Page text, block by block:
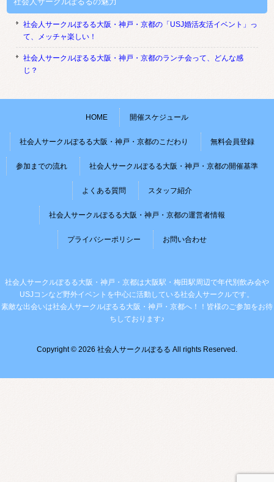
社会人サークルぽるる大阪・神戸・京都の「USJ婚活友活イベント」っ
て、メッチャ楽しい！
社会人サークルぽるる大阪・神戸・京都のランチ会って、どんな感
じ？
HOME 開催スケジュール
社会人サークルぽるる大阪・神戸・京都のこだわり 無料会員登録
参加までの流れ 社会人サークルぽるる大阪・神戸・京都の開催基準
よくある質問 スタッフ紹介
社会人サークルぽるる大阪・神戸・京都の運営者情報
プライバシーポリシー お問い合わせ
社会人サークルぽるる大阪・神戸・京都は大阪駅・梅田駅周辺で年代別飲み会や
USJコンなど野外イベントを中心に活動している社会人サークルです。
素敵な出会いは社会人サークルぽるる大阪・神戸・京都へ！！皆様のご参加をお待
ちしております♪
Copyright © 2026 社会人サークルぽるる All rights Reserved.